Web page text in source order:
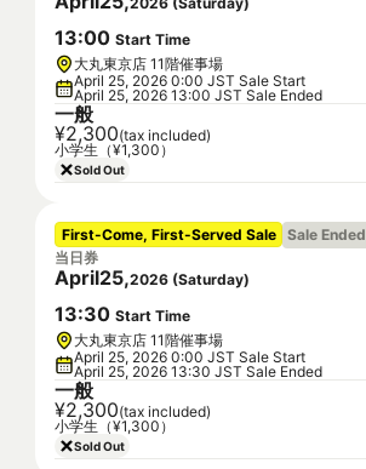
13:00 Start Time
大丸東京店 11階催事場
April 25, 2026 0:00 JST Sale Start
April 25, 2026 13:00 JST Sale Ended
一般
¥2,300(tax included)
小学生（¥1,300）
Sold Out
First-Come, First-Served Sale Sale Ended
当日券
April25,2026 (Saturday)
13:30 Start Time
大丸東京店 11階催事場
April 25, 2026 0:00 JST Sale Start
April 25, 2026 13:30 JST Sale Ended
一般
¥2,300(tax included)
小学生（¥1,300）
Sold Out